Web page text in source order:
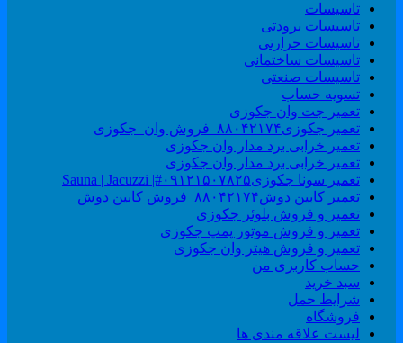
تاسیسات
تاسیسات برودتی
تاسیسات حرارتی
تاسیسات ساختمانی
تاسیسات صنعتی
تسویه حساب
تعمیر جت وان جکوزی
تعمیر جکوزی۸۸۰۴۲۱۷۴_فروش وان_جکوزی
تعمیر خرابی برد مدار وان جکوزی
تعمیر خرابی برد مدار وان جکوزی
تعمیر سونا جکوزی۰۹۱۲۱۵۰۷۸۲۵#| Sauna | Jacuzzi
تعمیر کابین دوش۸۸۰۴۲۱۷۴_فروش کابین دوش
تعمیر و فروش بلوئر جکوزی
تعمیر و فروش موتور پمپ جکوزی
تعمیر و فروش هیتر وان جکوزی
حساب کاربری من
سبد خرید
شرایط حمل
فروشگاه
لیست علاقه مندی ها